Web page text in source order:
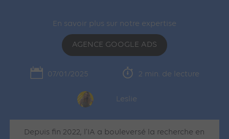
En savoir plus sur notre expertise
AGENCE GOOGLE ADS
07/01/2025 2 min. de lecture
Leslie
Depuis fin 2022, l’IA a bouleversé la recherche en